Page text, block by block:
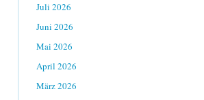
Juli 2026
Juni 2026
Mai 2026
April 2026
März 2026